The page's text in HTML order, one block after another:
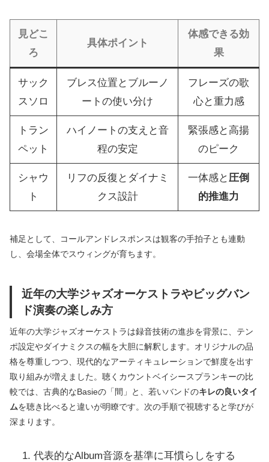
見どこ
ろ
具体ポイント
体感できる効
果
サック
スソロ
ブレス位置とブルーノ
ートの使い分け
フレーズの歌
心と重力感
トラン
ペット
ハイノートの支えと音
程の安定
緊張感と高揚
のピーク
シャウ
ト
リフの反復とダイナミ
クス設計
一体感と 圧倒
的推進力
補足として、コールアンドレスポンスは観客の手拍子とも連動
し、会場全体でスウィングが育ちます。
近年の大学ジャズオーケストラやビッグバン
ド演奏の楽しみ方
近年の大学ジャズオーケストラは録音技術の進歩を背景に、テン
ポ設定やダイナミクスの幅を大胆に解釈します。オリジナルの品
格を尊重しつつ、現代的なアーティキュレーションで鮮度を出す
取り組みが増えました。聴くカウントベイシースプランキーの比
較では、古典的なBasieの「間」と、若いバンドのキレの良いタイ
ムを聴き比べると違いが明瞭です。次の手順で視聴すると学びが
深まります。
代表的なAlbum音源を基準に耳慣らしをする